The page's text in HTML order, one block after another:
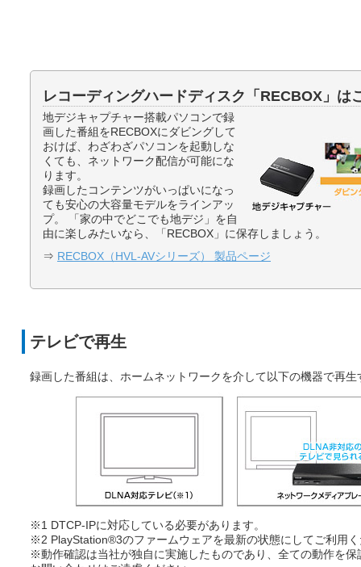
レコーディングハードディスク「RECBOX」は
地デジキャプチャー搭載パソコンで録
画した番組をRECBOXにダビングして
おけば、わざわざパソコンを起動しな
くても、ネットワーク配信が可能にな
ります。
録画したコンテンツがいっぱいになっ
ても安心の大容量モデルをラインアッ
プ。 「家の中でどこでも地デジ」を自
由に楽しみたいなら、「RECBOX」に保存しましょう。
⇒ RECBOX（HVL-AVシリーズ） 製品ページ
テレビで再生
録画した番組は、ホームネットワークを介して以下の機器で再
※1 DTCP-IPに対応している必要があります。
※2 PlayStation®3のファームウェアを最新の状態にしてご利用
※動作確認は当社が独自に実施したものであり、全ての動作を